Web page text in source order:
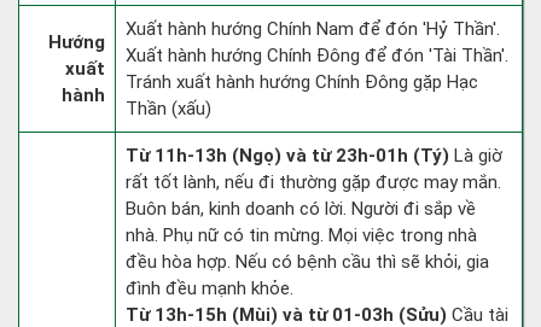
Hướng
xuất
hành
Xuất hành hướng Chính Nam để đón 'Hỷ Thần'.
Xuất hành hướng Chính Đông để đón 'Tài Thần'.
Tránh xuất hành hướng Chính Đông gặp Hạc
Thần (xấu)
Từ 11h-13h (Ngọ) và từ 23h-01h (Tý) Là giờ
rất tốt lành, nếu đi thường gặp được may mắn.
Buôn bán, kinh doanh có lời. Người đi sắp về
nhà. Phụ nữ có tin mừng. Mọi việc trong nhà
đều hòa hợp. Nếu có bệnh cầu thì sẽ khỏi, gia
đình đều mạnh khỏe.
Từ 13h-15h (Mùi) và từ 01-03h (Sửu) Cầu tài